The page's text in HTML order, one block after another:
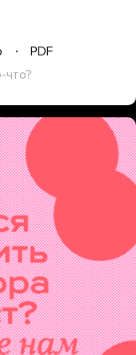
PDF
что?